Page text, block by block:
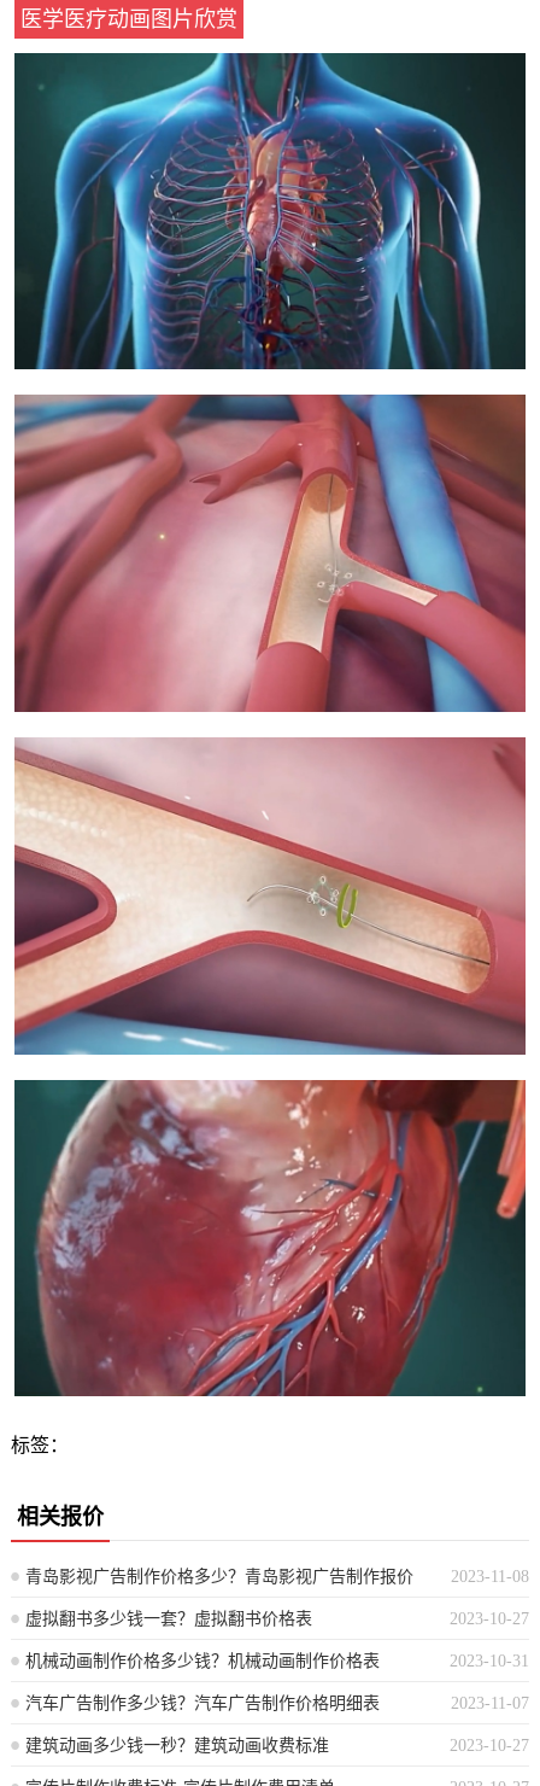
医学医疗动画图片欣赏
标签：
相关报价
2023-11-08
青岛影视广告制作价格多少？青岛影视广告制作报价
2023-10-27
虚拟翻书多少钱一套？虚拟翻书价格表
2023-10-31
机械动画制作价格多少钱？机械动画制作价格表
2023-11-07
汽车广告制作多少钱？汽车广告制作价格明细表
2023-10-27
建筑动画多少钱一秒？建筑动画收费标准